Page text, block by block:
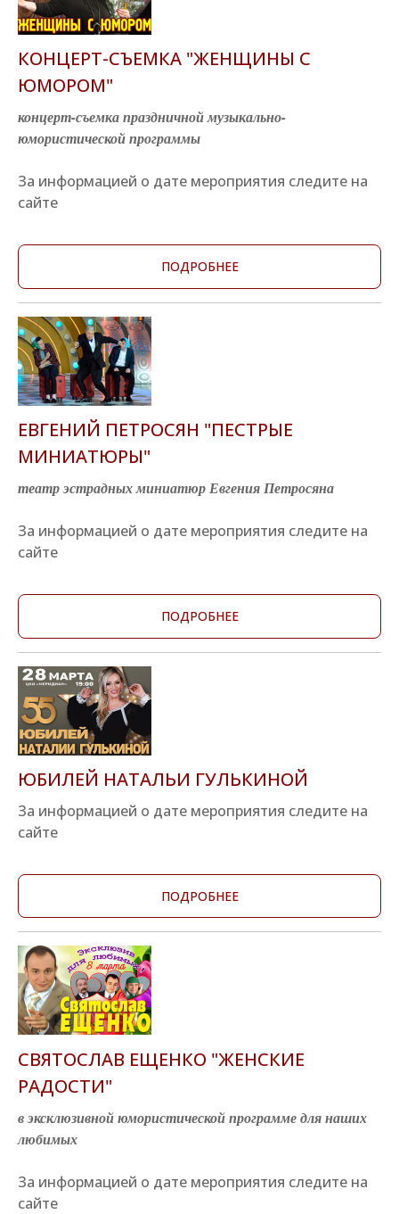
КОНЦЕРТ-СЪЕМКА "ЖЕНЩИНЫ С
ЮМОРОМ"
концерт-съемка праздничной музыкально-
юмористической программы
За информацией о дате мероприятия следите на
сайте
ПОДРОБНЕЕ
ЕВГЕНИЙ ПЕТРОСЯН "ПЕСТРЫЕ
МИНИАТЮРЫ"
театр эстрадных миниатюр Евгения Петросяна
За информацией о дате мероприятия следите на
сайте
ПОДРОБНЕЕ
ЮБИЛЕЙ НАТАЛЬИ ГУЛЬКИНОЙ
За информацией о дате мероприятия следите на
сайте
ПОДРОБНЕЕ
СВЯТОСЛАВ ЕЩЕНКО "ЖЕНСКИЕ
РАДОСТИ"
в эксклюзивной юмористической программе для наших
любимых
За информацией о дате мероприятия следите на
сайте